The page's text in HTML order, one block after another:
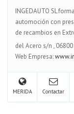
INGEDAUTO SL
automoción con
de recambios en
del Acero s/n , 06800
Web Empresa:
MERIDA Contactar